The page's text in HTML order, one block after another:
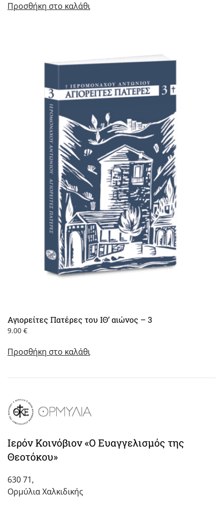
Προσθήκη στο καλάθι
Αγιορείτες Πατέρες του ΙΘ’ αιώνος – 3
9.00 €
Προσθήκη στο καλάθι
Ιερόν Κοινόβιον «Ο Ευαγγελισμός της
Θεοτόκου»
630 71,
Ορμύλια Χαλκιδικής